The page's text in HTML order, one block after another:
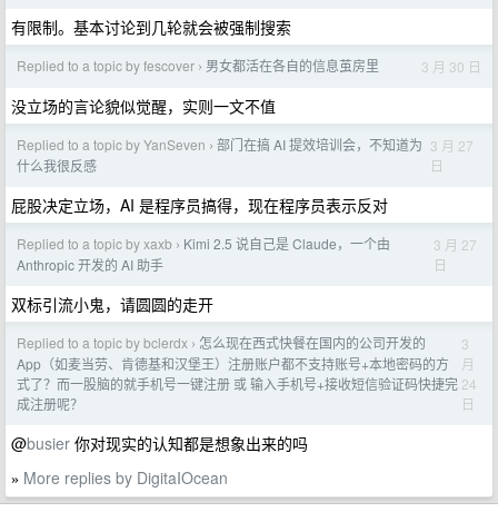
有限制。基本讨论到几轮就会被强制搜索
Replied to a topic by fescover › 男女都活在各自的信息茧房里 3 月 30 日
没立场的言论貌似觉醒，实则一文不值
Replied to a topic by YanSeven › 部门在搞 AI 提效培训会，不知道为
什么我很反感
3 月 27
日
屁股决定立场，AI 是程序员搞得，现在程序员表示反对
Replied to a topic by xaxb › Kimi 2.5 说自己是 Claude，一个由
Anthropic 开发的 AI 助手
3 月 27
日
双标引流小鬼，请圆圆的走开
Replied to a topic by bclerdx › 怎么现在西式快餐在国内的公司开发的
App（如麦当劳、肯德基和汉堡王）注册账户都不支持账号+本地密码的方
式了？而一股脑的就手机号一键注册 或 输入手机号+接收短信验证码快捷完
成注册呢？
3
月
24
日
@busier 你对现实的认知都是想象出来的吗
» More replies by DigitaIOcean